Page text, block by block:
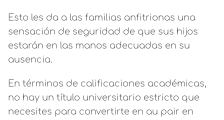
Esto les da a las familias anfitrionas una
sensación de seguridad de que sus hijos
estarán en las manos adecuadas en su
ausencia.
En términos de calificaciones académicas,
no hay un título universitario estricto que
necesites para convertirte en au pair en